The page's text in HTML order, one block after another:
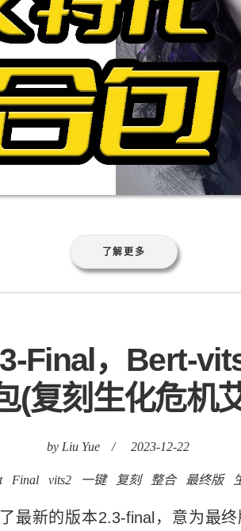
了解更多
Final，Bert-
(复刻生化危机
by Liu Yue / 2023-12-22
Final vits2 一键 复刻 整合 最终版
新的版本2.3-final，意为最